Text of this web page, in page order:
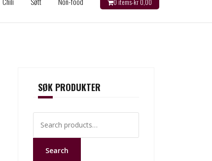
0 items-kr0,00
SØK PRODUKTER
for:
Search